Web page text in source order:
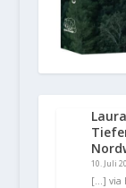
10. Juli
[…] via